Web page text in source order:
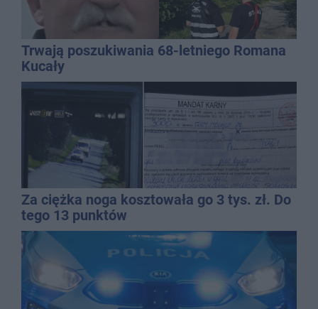
Trwają poszukiwania 68-letniego Romana
Kucały
Za ciężka noga kosztowała go 3 tys. zł. Do
tego 13 punktów